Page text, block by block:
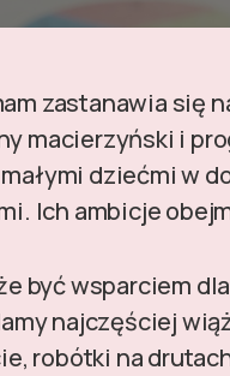
zastanawia się
macierzyński i
dziećmi w
Ich ambicje
być wsparciem
najczęściej
robótki na